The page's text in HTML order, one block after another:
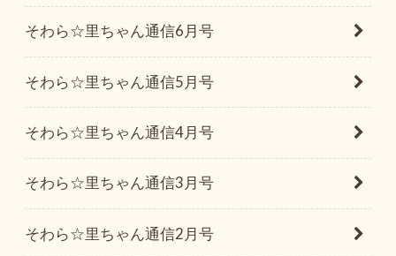
そわら☆里ちゃん通信6月号
そわら☆里ちゃん通信5月号
そわら☆里ちゃん通信4月号
そわら☆里ちゃん通信3月号
そわら☆里ちゃん通信2月号